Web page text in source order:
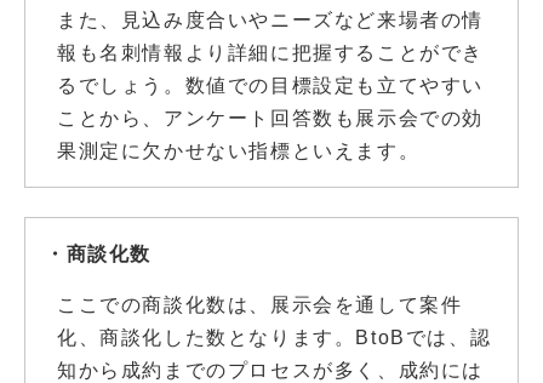
また、見込み度合いやニーズなど来場者の情
報も名刺情報より詳細に把握することができ
るでしょう。数値での目標設定も立てやすい
ことから、アンケート回答数も展示会での効
果測定に欠かせない指標といえます。
・商談化数
ここでの商談化数は、展示会を通して案件
化、商談化した数となります。BtoBでは、認
知から成約までのプロセスが多く、成約には